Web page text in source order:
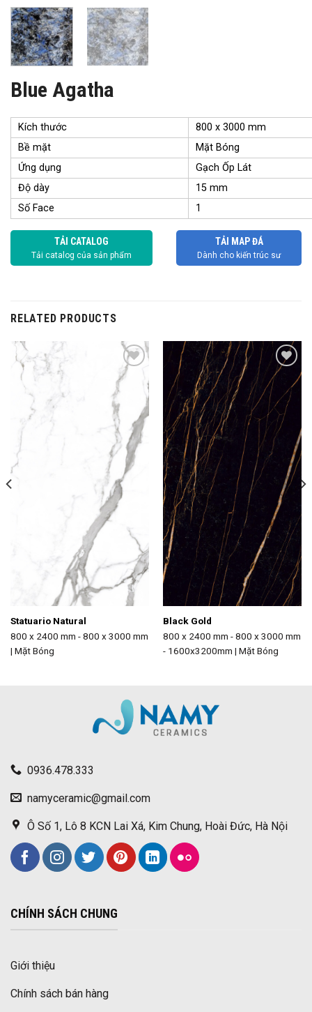
Blue Agatha
Kích thước
800 x 3000 mm
Bề mặt
Mặt Bóng
Ứng dụng
Gạch Ốp Lát
Độ dày
15 mm
Số Face
1
TẢI CATALOG
Tải catalog của sản phẩm
TẢI MAP ĐÁ
Dành cho kiến trúc sư
RELATED PRODUCTS
Add to
wishlist
Statuario Natural
800 x 2400 mm - 800 x 3000 mm
| Mặt Bóng
Add to
wishlist
Black Gold
800 x 2400 mm - 800 x 3000 mm
- 1600x3200mm | Mặt Bóng
0936.478.333
namyceramic@gmail.com
Ô Số 1, Lô 8 KCN Lai Xá, Kim Chung, Hoài Đức, Hà Nội
CHÍNH SÁCH CHUNG
Giới thiệu
Chính sách bán hàng